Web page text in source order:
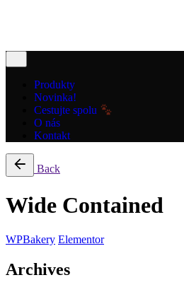
Produkty
Novinka!
Cestujte spolu
O nás
Kontakt
Back
Wide Contained
WPBakery Elementor
Archives